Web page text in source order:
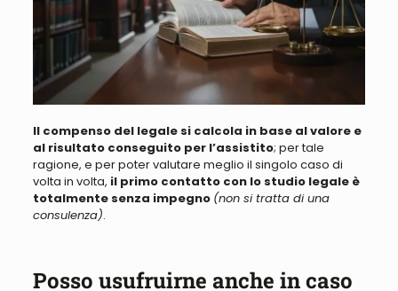
Il compenso del legale si calcola in base al valore e
alrisultato conseguito per l’assistito; per tale
ragione, e per poter valutare meglio il singolo caso di
volta in volta, il primo contatto con lo studio legaleè
totalmente senza impegno (non si tratta di una
consulenza).
Posso usufruirne anche in caso